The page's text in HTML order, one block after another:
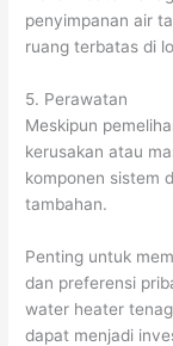
penyimpanan air
ruang terbatas di
5. Perawatan
Meskipun
kerusakan atau
komponen sistem
tambahan.
Penting untuk
dan preferensi
water heater
dapat menjadi